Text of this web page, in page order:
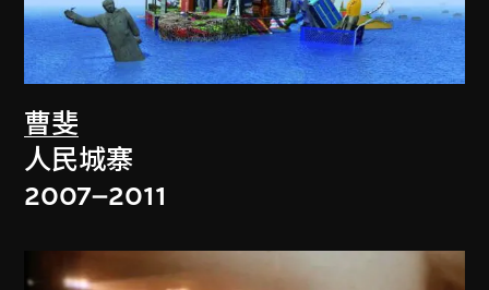
曹斐
人民城寨
2007–2011